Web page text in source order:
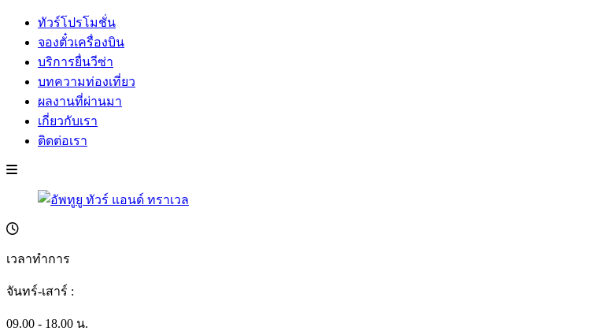
ทัวร์โปรโมชั่น
จองตั๋วเครื่องบิน
บริการยื่นวีซ่า
บทความท่องเที่ยว
ผลงานที่ผ่านมา
เกี่ยวกับเรา
ติดต่อเรา
เวลาทำการ
จันทร์-เสาร์ :
09.00 - 18.00 น.